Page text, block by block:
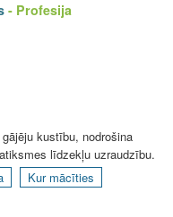
- Profesija
kustību, nodrošina
līdzekļu uzraudzību.
Kur mācīties